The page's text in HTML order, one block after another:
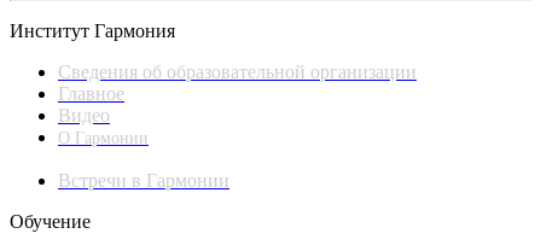
Институт Гармония
Сведения об образовательной организации
Главное
Видео
О Гармонии
Встречи в Гармонии
Обучение